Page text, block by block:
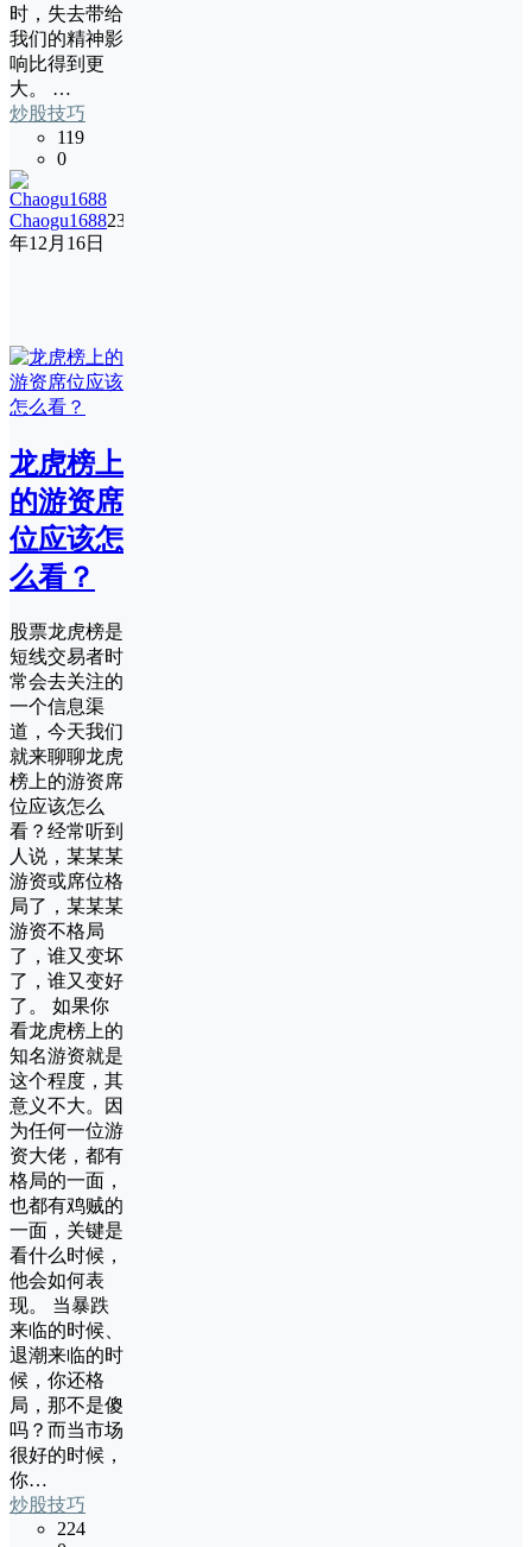
时，失去带给
我们的精神影
响比得到更
大。 …
炒股技巧
119
0
Chaogu168823
年12月16日
龙虎榜上
的游资席
位应该怎
么看？
股票龙虎榜是
短线交易者时
常会去关注的
一个信息渠
道，今天我们
就来聊聊龙虎
榜上的游资席
位应该怎么
看？经常听到
人说，某某某
游资或席位格
局了，某某某
游资不格局
了，谁又变坏
了，谁又变好
了。 如果你
看龙虎榜上的
知名游资就是
这个程度，其
意义不大。因
为任何一位游
资大佬，都有
格局的一面，
也都有鸡贼的
一面，关键是
看什么时候，
他会如何表
现。 当暴跌
来临的时候、
退潮来临的时
候，你还格
局，那不是傻
吗？而当市场
很好的时候，
你…
炒股技巧
224